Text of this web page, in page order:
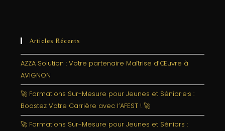
Articles Récents
AZZA Solution : Votre partenaire Maîtrise d’Œuvre à
AVIGNON
🚀 Formations Sur-Mesure pour Jeunes et Sénior·e·s :
Boostez Votre Carrière avec l’AFEST ! 🚀
🚀 Formations Sur-Mesure pour Jeunes et Séniors :